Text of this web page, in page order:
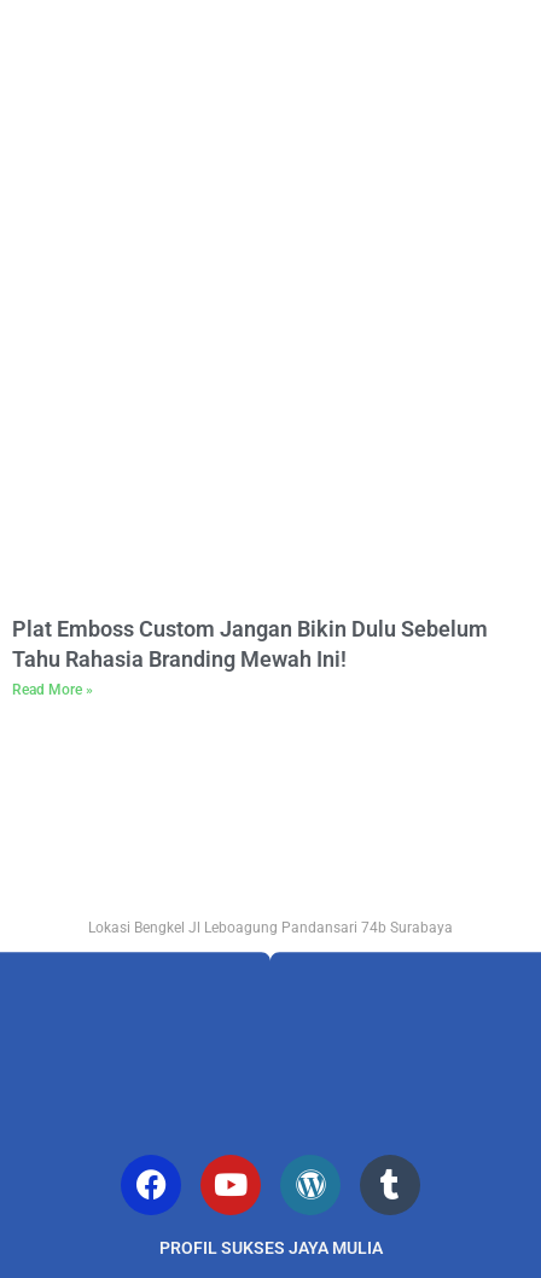
Plat Emboss Custom Jangan Bikin Dulu Sebelum
Tahu Rahasia Branding Mewah Ini!
Read More »
Lokasi Bengkel Jl Leboagung Pandansari 74b Surabaya
PROFIL SUKSES JAYA MULIA